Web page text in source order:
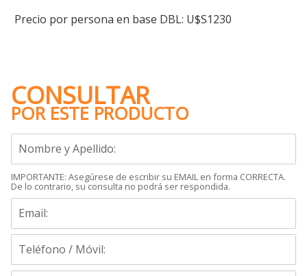
Precio por persona en base DBL: U$S1230
CONSULTAR
POR ESTE PRODUCTO
IMPORTANTE: Asegúrese de escribir su EMAIL en forma CORRECTA.
De lo contrario, su consulta no podrá ser respondida.